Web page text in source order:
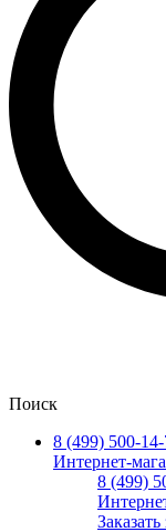
Поиск
8 (499) 500-
Интернет-
8 (499)